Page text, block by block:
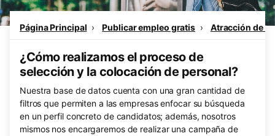
Página Principal Publicar empleo gratis Atracción de
¿Cómo realizamos el proceso de
selección y la colocación de personal?
Nuestra base de datos cuenta con una gran cantidad de
filtros que permiten a las empresas enfocar su búsqueda
en un perfil concreto de candidatos; además, nosotros
mismos nos encargaremos de realizar una campaña de